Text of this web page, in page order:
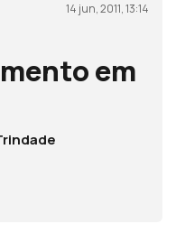
14 jun, 2011, 13:14
em